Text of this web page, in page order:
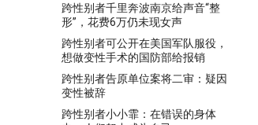
跨性别者千里奔波南京给声音“整
形”，花费6万仍未现女声
跨性别者可公开在美国军队服役，
想做变性手术的国防部给报销
跨性别者告原单位案将二审：疑因
变性被辞
跨性别者小小霏：在错误的身体